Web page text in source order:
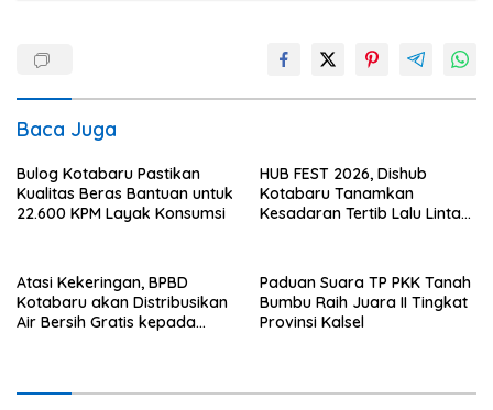
Baca Juga
Bulog Kotabaru Pastikan
Kualitas Beras Bantuan untuk
22.600 KPM Layak Konsumsi
HUB FEST 2026, Dishub
Kotabaru Tanamkan
Kesadaran Tertib Lalu Lintas
Atasi Kekeringan, BPBD
Kotabaru akan Distribusikan
Air Bersih Gratis kepada
Paduan Suara TP PKK Tanah
Bumbu Raih Juara II Tingkat
Provinsi Kalsel